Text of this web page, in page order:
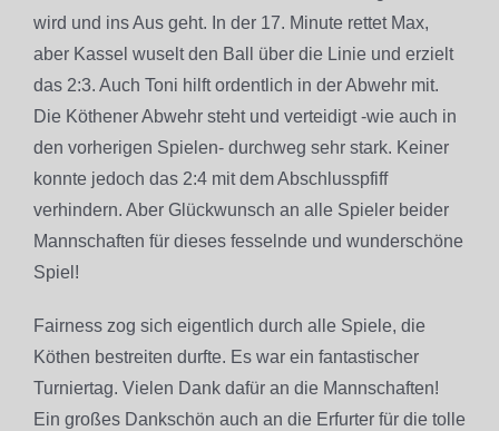
wird und ins Aus geht. In der 17. Minute rettet Max,
aber Kassel wuselt den Ball über die Linie und erzielt
das 2:3. Auch Toni hilft ordentlich in der Abwehr mit.
Die Köthener Abwehr steht und verteidigt -wie auch in
den vorherigen Spielen- durchweg sehr stark. Keiner
konnte jedoch das 2:4 mit dem Abschlusspfiff
verhindern. Aber Glückwunsch an alle Spieler beider
Mannschaften für dieses fesselnde und wunderschöne
Spiel!
Fairness zog sich eigentlich durch alle Spiele, die
Köthen bestreiten durfte. Es war ein fantastischer
Turniertag. Vielen Dank dafür an die Mannschaften!
Ein großes Dankschön auch an die Erfurter für die tolle